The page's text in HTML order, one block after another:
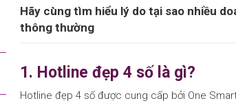
Hãy cùng tìm hiểu lý do tại sao nhiều
thông thường
1. Hotline đẹp 4 số là gì?
Hotline đẹp 4 số được cung cấp bởi One